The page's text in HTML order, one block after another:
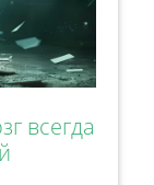
всегда